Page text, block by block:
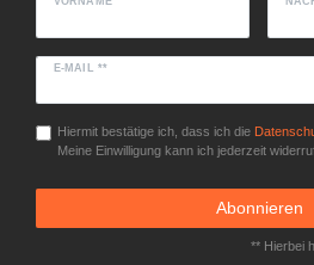
E-MAIL **
Hiermit bestätige ich, dass ich die
Meine Einwilligung kann ich jederzeit
Abonnieren
** Hierbei